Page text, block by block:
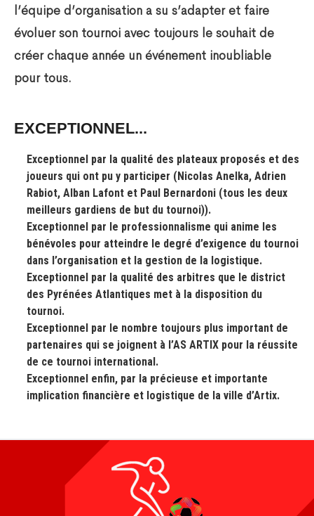
l’équipe d’organisation a su s’adapter et faire
évoluer son tournoi avec toujours le souhait de
créer chaque année un événement inoubliable
pour tous.
EXCEPTIONNEL...
Exceptionnel par la qualité des plateaux proposés et des
joueurs qui ont pu y participer (Nicolas Anelka, Adrien
Rabiot, Alban Lafont et Paul Bernardoni (tous les deux
meilleurs gardiens de but du tournoi)).
Exceptionnel par le professionnalisme qui anime les
bénévoles pour atteindre le degré d’exigence du tournoi
dans l’organisation et la gestion de la logistique.
Exceptionnel par la qualité des arbitres que le district
des Pyrénées Atlantiques met à la disposition du
tournoi.
Exceptionnel par le nombre toujours plus important de
partenaires qui se joignent à l’AS ARTIX pour la réussite
de ce tournoi international.
Exceptionnel enfin, par la précieuse et importante
implication financière et logistique de la ville d’Artix.